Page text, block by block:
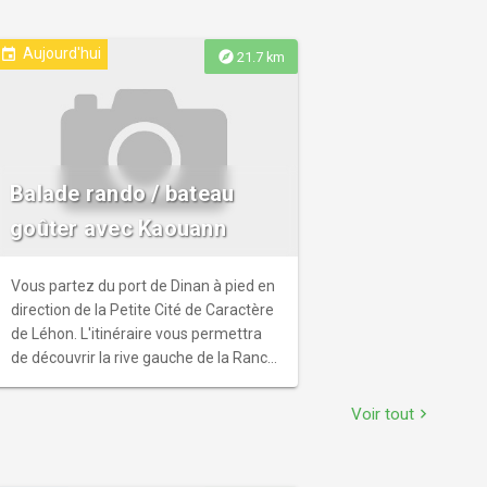
explore 21.7 km
event Aujourd'hui
Balade rando / bateau
goûter avec Kaouann
Vous partez du port de Dinan à pied en
direction de la Petite Cité de Caractère
de Léhon. L'itinéraire vous permettra
de découvrir la rive gauche de la Rance,
Voir tout chevron_right